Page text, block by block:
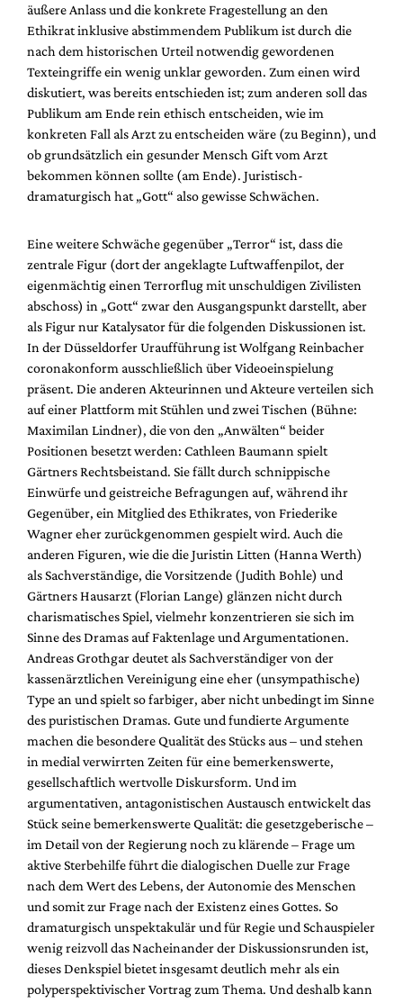
äußere Anlass und die konkrete Fragestellung an den
Ethikrat inklusive abstimmendem Publikum ist durch die
nach dem historischen Urteil notwendig gewordenen
Texteingriffe ein wenig unklar geworden. Zum einen wird
diskutiert, was bereits entschieden ist; zum anderen soll das
Publikum am Ende rein ethisch entscheiden, wie im
konkreten Fall als Arzt zu entscheiden wäre (zu Beginn), und
ob grundsätzlich ein gesunder Mensch Gift vom Arzt
bekommen können sollte (am Ende). Juristisch-
dramaturgisch hat „Gott“ also gewisse Schwächen.
Eine weitere Schwäche gegenüber „Terror“ ist, dass die
zentrale Figur (dort der angeklagte Luftwaffenpilot, der
eigenmächtig einen Terrorflug mit unschuldigen Zivilisten
abschoss) in „Gott“ zwar den Ausgangspunkt darstellt, aber
als Figur nur Katalysator für die folgenden Diskussionen ist.
In der Düsseldorfer Uraufführung ist Wolfgang Reinbacher
coronakonform ausschließlich über Videoeinspielung
präsent. Die anderen Akteurinnen und Akteure verteilen sich
auf einer Plattform mit Stühlen und zwei Tischen (Bühne:
Maximilan Lindner), die von den „Anwälten“ beider
Positionen besetzt werden: Cathleen Baumann spielt
Gärtners Rechtsbeistand. Sie fällt durch schnippische
Einwürfe und geistreiche Befragungen auf, während ihr
Gegenüber, ein Mitglied des Ethikrates, von Friederike
Wagner eher zurückgenommen gespielt wird. Auch die
anderen Figuren, wie die die Juristin Litten (Hanna Werth)
als Sachverständige, die Vorsitzende (Judith Bohle) und
Gärtners Hausarzt (Florian Lange) glänzen nicht durch
charismatisches Spiel, vielmehr konzentrieren sie sich im
Sinne des Dramas auf Faktenlage und Argumentationen.
Andreas Grothgar deutet als Sachverständiger von der
kassenärztlichen Vereinigung eine eher (unsympathische)
Type an und spielt so farbiger, aber nicht unbedingt im Sinne
des puristischen Dramas. Gute und fundierte Argumente
machen die besondere Qualität des Stücks aus – und stehen
in medial verwirrten Zeiten für eine bemerkenswerte,
gesellschaftlich wertvolle Diskursform. Und im
argumentativen, antagonistischen Austausch entwickelt das
Stück seine bemerkenswerte Qualität: die gesetzgeberische –
im Detail von der Regierung noch zu klärende – Frage um
aktive Sterbehilfe führt die dialogischen Duelle zur Frage
nach dem Wert des Lebens, der Autonomie des Menschen
und somit zur Frage nach der Existenz eines Gottes. So
dramaturgisch unspektakulär und für Regie und Schauspieler
wenig reizvoll das Nacheinander der Diskussionsrunden ist,
dieses Denkspiel bietet insgesamt deutlich mehr als ein
polyperspektivischer Vortrag zum Thema. Und deshalb kann